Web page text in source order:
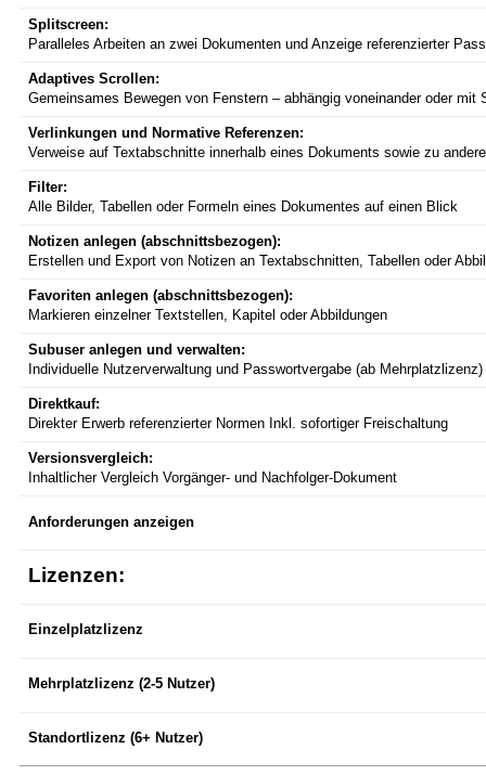
Splitscreen:
Paralleles Arbeiten an zwei Dokumenten und Anzeige referenzierter
Adaptives Scrollen:
Gemeinsames Bewegen von Fenstern – abhängig voneinander oder mit
Verlinkungen und Normative Referenzen:
Verweise auf Textabschnitte innerhalb eines Dokuments sowie zu
Filter:
Alle Bilder, Tabellen oder Formeln eines Dokumentes auf einen Blick
Notizen anlegen (abschnittsbezogen):
Erstellen und Export von Notizen an Textabschnitten, Tabellen oder
Favoriten anlegen (abschnittsbezogen):
Markieren einzelner Textstellen, Kapitel oder Abbildungen
Subuser anlegen und verwalten:
Individuelle Nutzerverwaltung und Passwortvergabe (ab Mehrplatzlizenz)
Direktkauf:
Direkter Erwerb referenzierter Normen Inkl. sofortiger Freischaltung
Versionsvergleich:
Inhaltlicher Vergleich Vorgänger- und Nachfolger-Dokument
Anforderungen anzeigen
Lizenzen:
Einzelplatzlizenz
Mehrplatzlizenz (2-5 Nutzer)
Standortlizenz (6+ Nutzer)